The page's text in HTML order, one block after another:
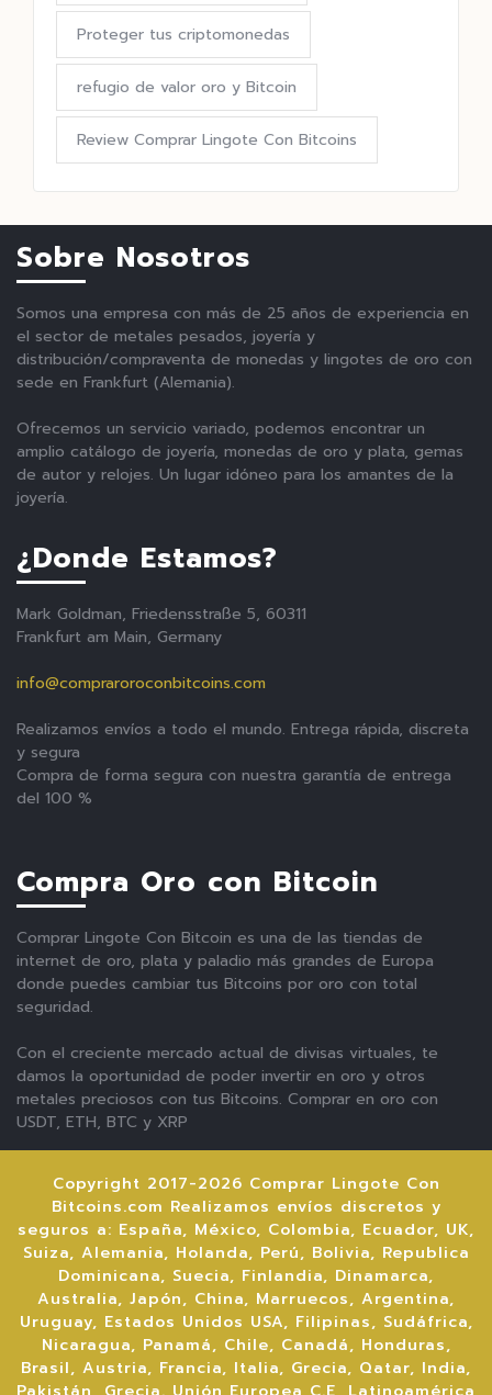
Proteger tus criptomonedas
refugio de valor oro y Bitcoin
Review Comprar Lingote Con Bitcoins
Sobre Nosotros
Somos una empresa con más de 25 años de experiencia en
el sector de metales pesados, joyería y
distribución/compraventa de monedas y lingotes de oro con
sede en Frankfurt (Alemania).
Ofrecemos un servicio variado, podemos encontrar un
amplio catálogo de joyería, monedas de oro y plata, gemas
de autor y relojes. Un lugar idóneo para los amantes de la
joyería.
¿Donde Estamos?
Mark Goldman, Friedensstraße 5, 60311
Frankfurt am Main, Germany
info@compraroroconbitcoins.com
Realizamos envíos a todo el mundo. Entrega rápida, discreta
y segura
Compra de forma segura con nuestra garantía de entrega
del 100 %
Compra Oro con Bitcoin
Comprar Lingote Con Bitcoin es una de las tiendas de
internet de oro, plata y paladio más grandes de Europa
donde puedes cambiar tus Bitcoins por oro con total
seguridad.
Con el creciente mercado actual de divisas virtuales, te
damos la oportunidad de poder invertir en oro y otros
metales preciosos con tus Bitcoins. Comprar en oro con
USDT, ETH, BTC y XRP
Copyright 2017-2026 Comprar Lingote Con
Bitcoins.com Realizamos envíos discretos y
seguros a: España, México, Colombia, Ecuador, UK,
Suiza, Alemania, Holanda, Perú, Bolivia, Republica
Dominicana, Suecia, Finlandia, Dinamarca,
Australia, Japón, China, Marruecos, Argentina,
Uruguay, Estados Unidos USA, Filipinas, Sudáfrica,
Nicaragua, Panamá, Chile, Canadá, Honduras,
Brasil, Austria, Francia, Italia, Grecia, Qatar, India,